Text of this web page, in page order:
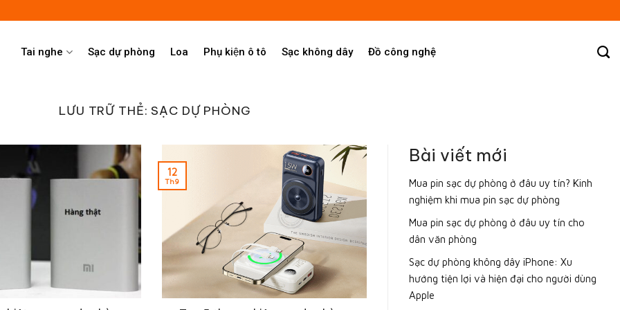
Tai nghe Sạc dự phòng Loa Phụ kiện ô tô Sạc không dây Đồ công nghệ
LƯU TRỮ THẺ:SẠC DỰ PHÒNG
12
Th9
Bài viết mới
Mua pin sạc dự phòng ở đâu uy tín? Kinh
nghiệm khi mua pin sạc dự phòng
Mua pin sạc dự phòng ở đâu uy tín cho
dân văn phòng
Sạc dự phòng không dây iPhone: Xu
hướng tiện lợi và hiện đại cho người dùng
Apple